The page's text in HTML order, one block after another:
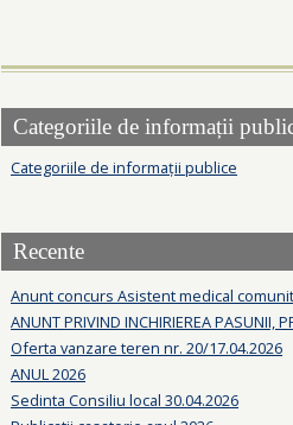
Categoriile de informații
Categoriile de informații publice
Recente
Anunt concurs Asistent medical
ANUNT PRIVIND INCHIRIEREA PASUNII,
Oferta vanzare teren nr. 20/17.04.2026
ANUL 2026
Sedinta Consiliu local 30.04.2026